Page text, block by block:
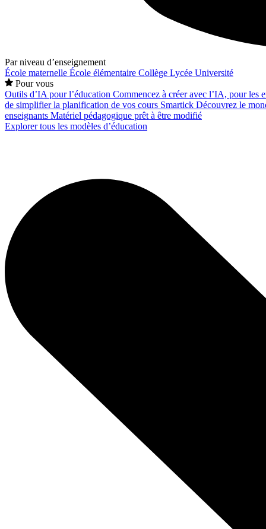
Par niveau d’enseignement
École maternelle École élémentaire Collège Lycée Université
Pour vous
Outils d’IA pour l’éducation Commencez à créer avec l’IA, pour les
de simplifier la planification de vos cours Smartick Découvrez le
enseignants Matériel pédagogique prêt à être modifié
Explorer tous les modèles d’éducation